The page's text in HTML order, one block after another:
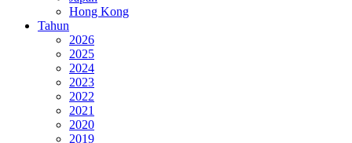
Hong Kong
Tahun
2026
2025
2024
2023
2022
2021
2020
2019